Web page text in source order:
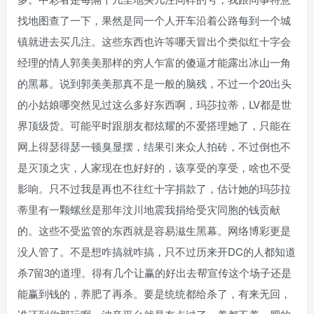
找地图查了一下，果然是同一个人开车沿着公路每到一个城
镇就进去买几注。这些东西也许等哪天冒出个类似红十字会
经理的情人郭美美那样的穷人乍富的傻逼才能露出冰山一角
的黑幕。说到郭美美那真不是一般的脑残，不过一个20出头
的小姑娘哪突然见过这么多好东西啊，玛莎拉蒂，LV都是世
界顶级货。可能平时跟朋友都炫耀的不爱搭理她了，只能在
网上得瑟得瑟一顿臭显摆，结果引来众人拍砖，不过倒也不
是灭顶之灾，人家现在也好好的，该享受的享受，啥也不受
影响。只不过我是再也不往红十字捐款了，估计她的玛莎拉
蒂里有一颗螺丝是那年汶川地震我捐给受灾同胞的钱贡献
的。这些不受监管的东西就是容易滋生黑幕。网络博彩更是
没人管了。不是想咋搞就咋搞，只不过历来开DC的人都知道
杀7留3的道理。得有几个让赢的好出去帮宣传这个场子还是
能赢到钱的，养肥了再杀。要是统统都给杀了，有来无回，